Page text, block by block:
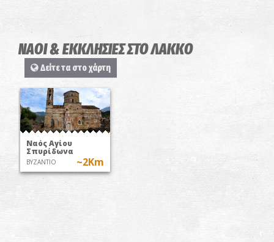
ΝΑΟΙ & ΕΚΚΛΗΣΙΕΣ ΣΤΟ ΛΑΚΚΟ
Δείτε τα στο χάρτη
Ναός Αγίου
Σπυρίδωνα
ΒΥΖΑΝΤΙΟ ~2Km